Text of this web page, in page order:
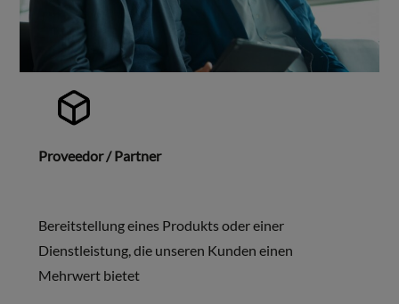
Proveedor / Partner
Bereitstellung eines Produkts oder einer
Dienstleistung, die unseren Kunden einen
Mehrwert bietet